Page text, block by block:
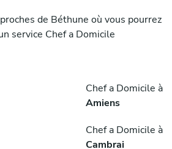
de Béthune où vous pourrez
service Chef a Domicile
Chef a Domicile à
Amiens
Chef a Domicile à
Cambrai